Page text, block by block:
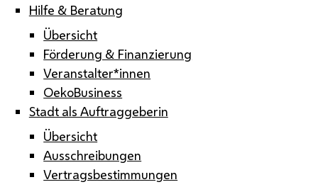
Hilfe & Beratung
Übersicht
Förderung & Finanzierung
Veranstalter*innen
OekoBusiness
Stadt als Auftraggeberin
Übersicht
Ausschreibungen
Vertragsbestimmungen